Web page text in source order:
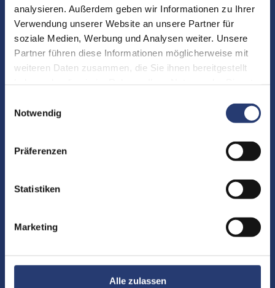
analysieren. Außerdem geben wir Informationen zu Ihrer
Verwendung unserer Website an unsere Partner für
soziale Medien, Werbung und Analysen weiter. Unsere
Partner führen diese Informationen möglicherweise mit
weiteren Daten zusammen, die Sie ihnen bereitgestellt
Notwendig
Präferenzen
Statistiken
Marketing
Alle zulassen